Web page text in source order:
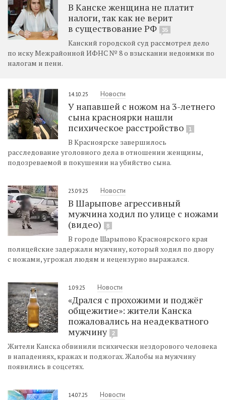
В Канске женщина не платит
налоги, так как не верит
в существование РФ
35
Канский городской суд рассмотрел дело
по иску Межрайонной ИФНС № 8 о взыскании недоимки по
налогам и пени.
14.10.25 Новости
У напавшей с ножом на 3-летнего
сына красноярки нашли
психическое расстройство
1
В Красноярске завершилось
расследование уголовного дела в отношении женщины,
подозреваемой в покушении на убийство сына.
23.09.25 Новости
В Шарыпове агрессивный
мужчина ходил по улице с ножами
(видео)
8
В городе Шарыпово Красноярского края
полицейские задержали мужчину, который ходил по двору
с ножами, угрожал людям и нецензурно выражался.
1.09.25 Новости
«Дрался с прохожими и поджёг
общежитие»: жители Канска
пожаловались на неадекватного
мужчину
2
Жители Канска обвинили психически нездорового человека
в нападениях, кражах и поджогах. Жалобы на мужчину
появились в соцсетях.
14.07.25 Новости